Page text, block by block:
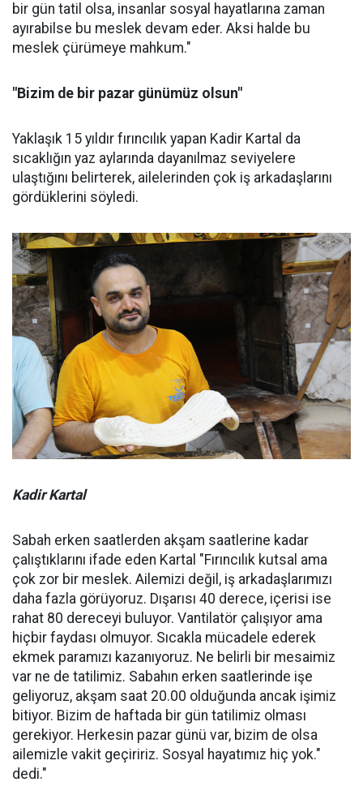
bir gün tatil olsa, insanlar sosyal hayatlarına zaman
ayırabilse bu meslek devam eder. Aksi halde bu
meslek çürümeye mahkum."
"Bizim de bir pazar günümüz olsun"
Yaklaşık 15 yıldır fırıncılık yapan Kadir Kartal da
sıcaklığın yaz aylarında dayanılmaz seviyelere
ulaştığını belirterek, ailelerinden çok iş arkadaşlarını
gördüklerini söyledi.
Kadir Kartal
Sabah erken saatlerden akşam saatlerine kadar
çalıştıklarını ifade eden Kartal "Fırıncılık kutsal ama
çok zor bir meslek. Ailemizi değil, iş arkadaşlarımızı
daha fazla görüyoruz. Dışarısı 40 derece, içerisi ise
rahat 80 dereceyi buluyor. Vantilatör çalışıyor ama
hiçbir faydası olmuyor. Sıcakla mücadele ederek
ekmek paramızı kazanıyoruz. Ne belirli bir mesaimiz
var ne de tatilimiz. Sabahın erken saatlerinde işe
geliyoruz, akşam saat 20.00 olduğunda ancak işimiz
bitiyor. Bizim de haftada bir gün tatilimiz olması
gerekiyor. Herkesin pazar günü var, bizim de olsa
ailemizle vakit geçiririz. Sosyal hayatımız hiç yok."
dedi."